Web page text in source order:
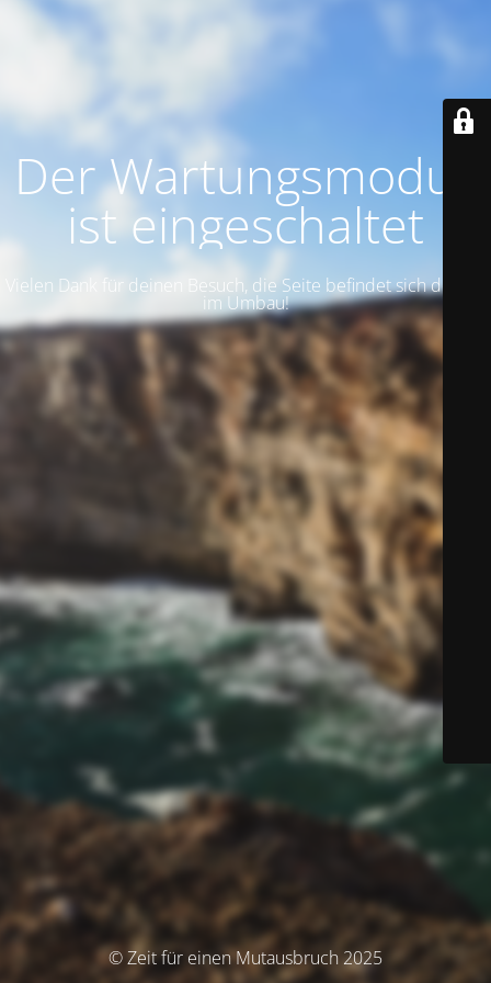
Der Wartungsmodus
ist eingeschaltet
Vielen Dank für deinen Besuch, die Seite befindet sich derzeit
im Umbau!
© Zeit für einen Mutausbruch 2025